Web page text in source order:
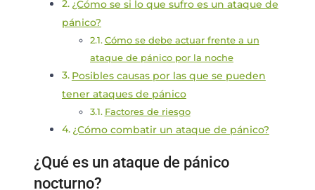
¿Cómo se si lo que sufro es un ataque de
pánico?
Cómo se debe actuar frente a un
ataque de pánico por la noche
Posibles causas por las que se pueden
tener ataques de pánico
Factores de riesgo
¿Cómo combatir un ataque de pánico?
¿Qué es un ataque de pánico
nocturno?